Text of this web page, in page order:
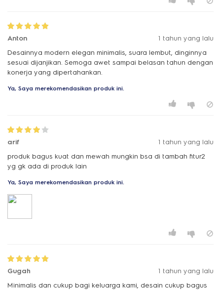
Anton
1 tahun yang lalu
Desainnya modern elegan minimalis, suara lembut, dinginnya
sesuai dijanjikan. Semoga awet sampai belasan tahun dengan
konerja yang dipertahankan.
Ya, Saya merekomendasikan produk ini.
arif
1 tahun yang lalu
produk bagus kuat dan mewah mungkin bsa di tambah fitur2
yg gk ada di produk lain
Ya, Saya merekomendasikan produk ini.
Gugah
1 tahun yang lalu
Minimalis dan cukup bagi keluarga kami, desain cukup bagus